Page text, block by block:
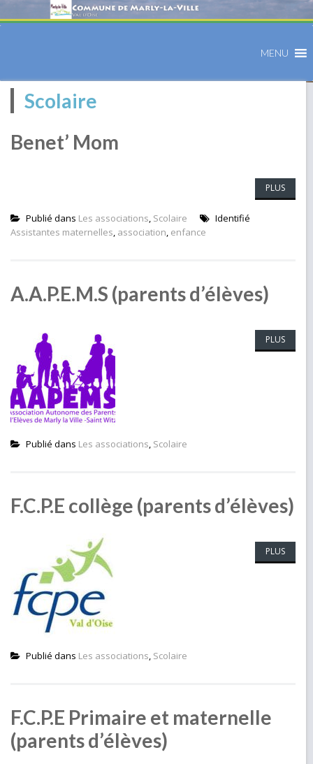
MENU
Scolaire
Benet’ Mom
PLUS
Publié dans Les associations, Scolaire
Identifié
Assistantes maternelles, association, enfance
A.A.P.E.M.S (parents d’élèves)
PLUS
Publié dans Les associations, Scolaire
F.C.P.E collège (parents d’élèves)
PLUS
Publié dans Les associations, Scolaire
F.C.P.E Primaire et maternelle
(parents d’élèves)